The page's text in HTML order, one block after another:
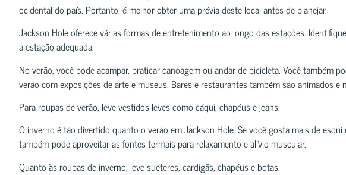
ocidental do país. Portanto, é melhor obter uma prévia deste local antes de planejar.
Jackson Hole oferece várias formas de entretenimento ao longo das estações.
a estação adequada.
No verão, você pode acampar, praticar canoagem ou andar de bicicleta. Você também
verão com exposições de arte e museus. Bares e restaurantes também são animados e
Para roupas de verão, leve vestidos leves como cáqui, chapéus e jeans.
O inverno é tão divertido quanto o verão em Jackson Hole. Se você gosta mais de
também pode aproveitar as fontes termais para relaxamento e alívio muscular.
Quanto às roupas de inverno, leve suéteres, cardigãs, chapéus e botas.